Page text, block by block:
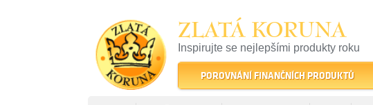
ZLATÁ KORUNA
Inspirujte se nejlepšími produkty roku
22 let tradice a kvality na finančním trhu
POROVNÁNÍ FINANČNÍCH PRODUKTŮ